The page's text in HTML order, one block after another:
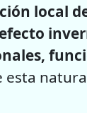
local